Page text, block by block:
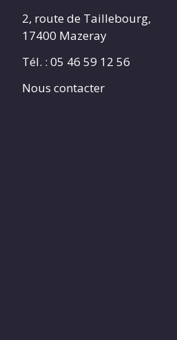
2, route de Taillebourg,
17400 Mazeray
Tél. : 05 46 59 12 56
Nous contacter